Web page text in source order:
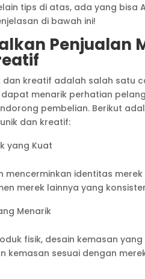
tips di atas, ada yang
di bawah ini!
Penjualan
dan kreatif adalah salah satu
dapat menarik perhatian
pembelian. Berikut
dan kreatif:
yang Kuat
mencerminkan identitas
merek lainnya yang
Menarik
fisik, desain kemasan
kemasan sesuai dengan